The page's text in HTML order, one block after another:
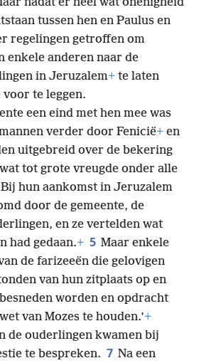
tussen hen en Paulus en
regelingen getroffen om
enkele anderen naar de
in Jeruzalem+ te laten
voor te leggen.
een eind met hen mee was
verder door Fenicië+ en
uitgebreid over de bekering
wat tot grote vreugde onder alle
Bij hun aankomst in Jeruzalem
door de gemeente, de
en ze vertelden wat
had gedaan.+ 5 Maar enkele
de farizeeën die gelovigen
van hun zitplaats op en
worden en opdracht
van Mozes te houden.’+
de ouderlingen kwamen bij
te bespreken. 7 Na een